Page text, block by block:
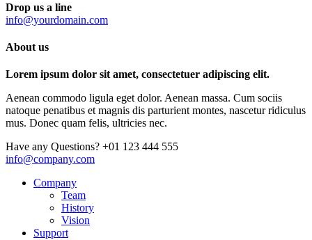
Drop us a line
info@yourdomain.com
About us
Lorem ipsum dolor sit amet, consectetuer adipiscing elit.
Aenean commodo ligula eget dolor. Aenean massa. Cum sociis
natoque penatibus et magnis dis parturient montes, nascetur ridiculus
mus. Donec quam felis, ultricies nec.
Have any Questions? +01 123 444 555
info@company.com
Company
Team
History
Vision
Support